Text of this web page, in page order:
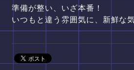
準備が整い、いざ本番！
いつもと違う雰囲気に、新鮮な